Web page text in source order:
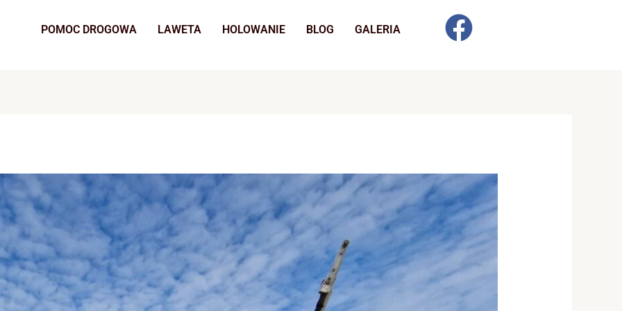
POMOC DROGOWA LAWETA HOLOWANIE BLOG GALERIA